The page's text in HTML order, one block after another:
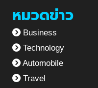
หมวดข่าว
Business
Technology
Automobile
Travel